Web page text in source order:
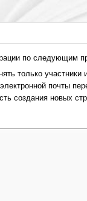
по следующим
только участники
почты
создания новых